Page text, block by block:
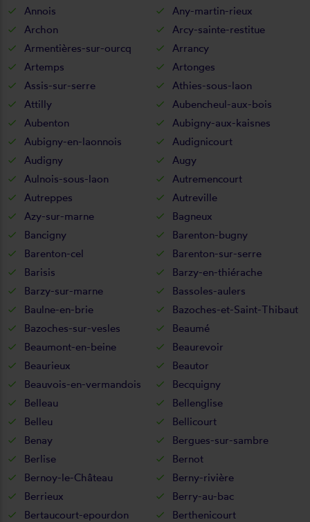
Annois
Any-martin-rieux
Archon
Arcy-sainte-restitue
Armentières-sur-ourcq
Arrancy
Artemps
Artonges
Assis-sur-serre
Athies-sous-laon
Attilly
Aubencheul-aux-bois
Aubenton
Aubigny-aux-kaisnes
Aubigny-en-laonnois
Audignicourt
Audigny
Augy
Aulnois-sous-laon
Autremencourt
Autreppes
Autreville
Azy-sur-marne
Bagneux
Bancigny
Barenton-bugny
Barenton-cel
Barenton-sur-serre
Barisis
Barzy-en-thiérache
Barzy-sur-marne
Bassoles-aulers
Baulne-en-brie
Bazoches-et-Saint-Thibaut
Bazoches-sur-vesles
Beaumé
Beaumont-en-beine
Beaurevoir
Beaurieux
Beautor
Beauvois-en-vermandois
Becquigny
Belleau
Bellenglise
Belleu
Bellicourt
Benay
Bergues-sur-sambre
Berlise
Bernot
Bernoy-le-Château
Berny-rivière
Berrieux
Berry-au-bac
Bertaucourt-epourdon
Berthenicourt